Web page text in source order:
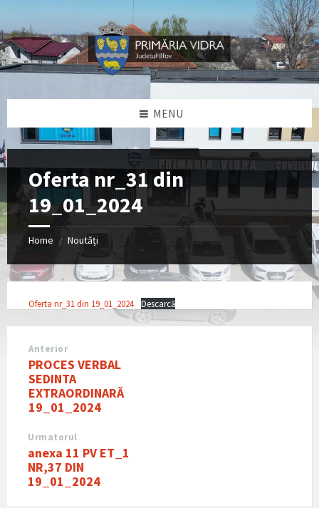
content
left
sidebar
right
sidebar
footer
MENU
Oferta nr_31 din
19_01_2024
Home / Noutăți
Oferta nr_31 din 19_01_2024 Descarcă
Anterior
PROCES VERBAL
SEDINTA
EXTRAORDINARĂ
19_01_2024
Urmatorul
anexa 11 PV ET_1
NR,37 DIN
19_01_2024